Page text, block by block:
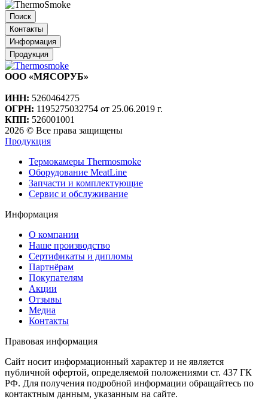
Поиск
Контакты
Информация
Продукция
ООО «МЯСОРУБ»
ИНН: 5260464275
ОГРН: 1195275032754 от 25.06.2019 г.
КПП: 526001001
2026 © Все права защищены
Продукция
Термокамеры Thermosmoke
Оборудование MeatLine
Запчасти и комплектующие
Сервис и обслуживание
Информация
О компании
Наше производство
Сертификаты и дипломы
Партнёрам
Покупателям
Акции
Отзывы
Медиа
Контакты
Правовая информация
Сайт носит информационный характер и не является
публичной офертой, определяемой положениями ст. 437 ГК
РФ. Для получения подробной информации обращайтесь по
контактным данным, указанным на сайте.